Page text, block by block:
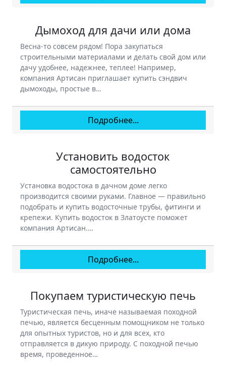
Дымоход для дачи или дома
Весна-то совсем рядом! Пора закупаться
строительными материалами и делать свой дом или
дачу удобнее, надежнее, теплее! Например,
компания Артисан приглашает купить сэндвич
дымоходы, простые в…
Подробнее...
Установить водосток
самостоятельно
Установка водостока в дачном доме легко
производится своими руками. Главное — правильно
подобрать и купить водосточные трубы, фитинги и
крепежи. Купить водосток в Златоусте поможет
компания Артисан.…
Подробнее...
Покупаем туристическую печь
Туристическая печь, иначе называемая походной
печью, является бесценным помощником не только
для опытных туристов, но и для всех, кто
отправляется в дикую природу. С походной печью
время, проведенное…